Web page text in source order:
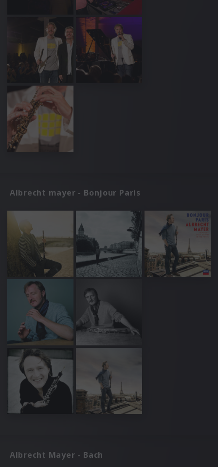
Albrecht mayer - Bonjour Paris
Albrecht Mayer - Bach